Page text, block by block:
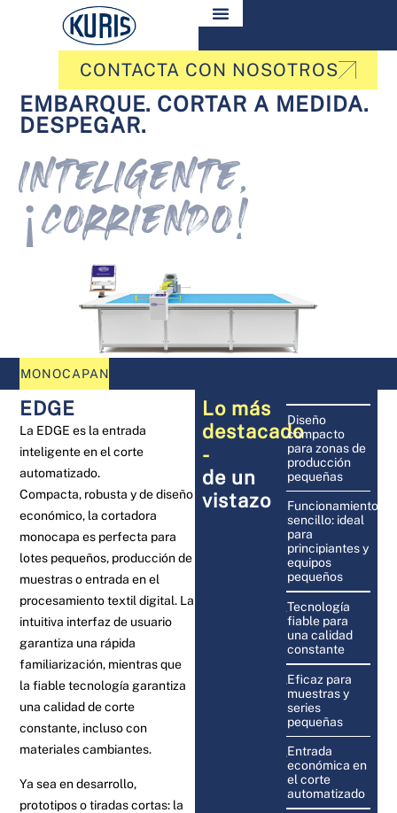
CONTACTA CON NOSOTROS
EMBARQUE. CORTAR A MEDIDA.
DESPEGAR.
INTELIGENTE,
¡CORRIENDO!
MONOCAPAN
EDGE
La EDGE es la entrada
inteligente en el corte
automatizado.
Compacta, robusta y de diseño
económico, la cortadora
monocapa es perfecta para
lotes pequeños, producción de
muestras o entrada en el
procesamiento textil digital. La
intuitiva interfaz de usuario
garantiza una rápida
familiarización, mientras que
la fiable tecnología garantiza
una calidad de corte
constante, incluso con
materiales cambiantes.
Ya sea en desarrollo,
prototipos o tiradas cortas: la
Lo más
destacado
-
de un
vistazo
Diseño
compacto
para zonas de
producción
pequeñas
Funcionamiento
sencillo: ideal
para
principiantes y
equipos
pequeños
Tecnología
fiable para
una calidad
constante
Eficaz para
muestras y
series
pequeñas
Entrada
económica en
el corte
automatizado